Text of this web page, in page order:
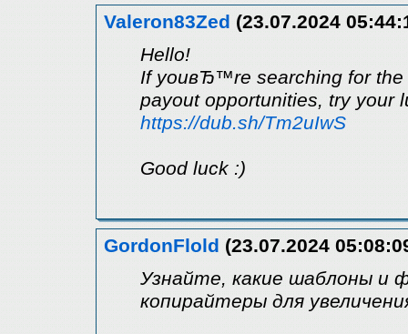
Valeron83Zed (23.07.2024
Hello!
If youвЂ™re searching for the
payout opportunities, try your
https://dub.sh/Tm2uIwS
Good luck :)
GordonFlold (23.07.2024
Узнайте, какие шаблоны и
копирайтеры для